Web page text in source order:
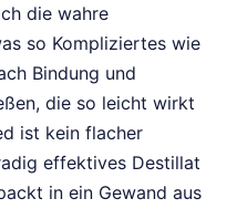
die wahre
so Kompliziertes wie
Bindung und
die so leicht wirkt
ist kein flacher
effektives Destillat
in ein Gewand aus